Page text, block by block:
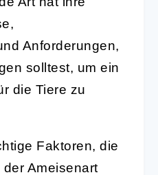
Anforderungen,
solltest, um ein
die Tiere zu
Faktoren, die
Ameisenart